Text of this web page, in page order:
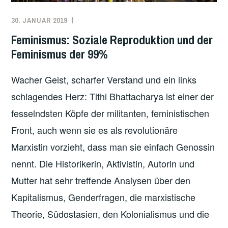
30. JANUAR 2019
FEMINISMUS
Feminismus: Soziale Reproduktion und der
Feminismus der 99%
Wacher Geist, scharfer Verstand und ein links
schlagendes Herz: Tithi Bhattacharya ist einer der
fesselndsten Köpfe der militanten, feministischen
Front, auch wenn sie es als revolutionäre
Marxistin vorzieht, dass man sie einfach Genossin
nennt. Die Historikerin, Aktivistin, Autorin und
Mutter hat sehr treffende Analysen über den
Kapitalismus, Genderfragen, die marxistische
Theorie, Südostasien, den Kolonialismus und die